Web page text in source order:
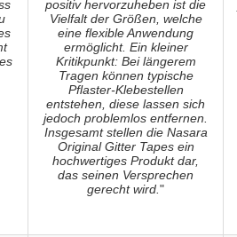
positiv hervorzuheben ist die
Vielfalt der Größen, welche
eine flexible Anwendung
ermöglicht. Ein kleiner
Kritikpunkt: Bei längerem
Tragen können typische
Pflaster-Klebestellen
entstehen, diese lassen sich
jedoch problemlos entfernen.
Insgesamt stellen die Nasara
Original Gitter Tapes ein
hochwertiges Produkt dar,
das seinen Versprechen
gerecht wird."